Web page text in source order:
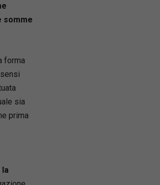
somme
forma
sia
prima